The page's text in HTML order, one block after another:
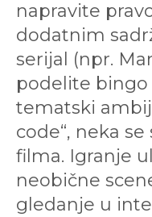
napravite
dodatnim
serijal (npr.
podelite
tematski
code“, neka
filma. Igranje
neobične
gledanje u